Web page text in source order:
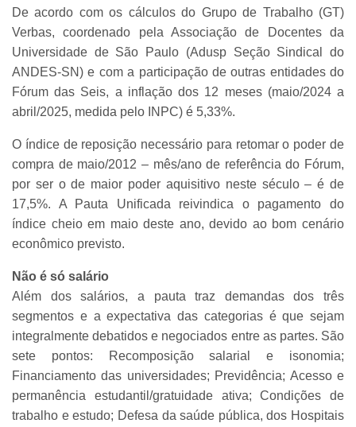
De acordo com os cálculos do Grupo de Trabalho (GT)
Verbas, coordenado pela Associação de Docentes da
Universidade de São Paulo (Adusp Seção Sindical do
ANDES-SN) e com a participação de outras entidades do
Fórum das Seis, a inflação dos 12 meses (maio/2024 a
abril/2025, medida pelo INPC) é 5,33%.
O índice de reposição necessário para retomar o poder de
compra de maio/2012 – mês/ano de referência do Fórum,
por ser o de maior poder aquisitivo neste século – é de
17,5%. A Pauta Unificada reivindica o pagamento do
índice cheio em maio deste ano, devido ao bom cenário
econômico previsto.
Não é só salário
Além dos salários, a pauta traz demandas dos três
segmentos e a expectativa das categorias é que sejam
integralmente debatidos e negociados entre as partes. São
sete pontos: Recomposição salarial e isonomia;
Financiamento das universidades; Previdência; Acesso e
permanência estudantil/gratuidade ativa; Condições de
trabalho e estudo; Defesa da saúde pública, dos Hospitais